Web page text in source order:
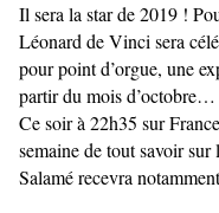
Il sera la star de 2019 !
Léonard de Vinci sera
pour point d’orgue, une
partir du mois d’octobre…
Ce soir à 22h35 sur
semaine de tout savoir sur
Salamé recevra